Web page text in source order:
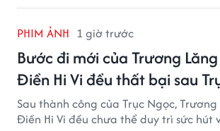
PHIM ẢNH 1 giờ trước
Bước đi mới của Trương
Điền Hi Vi đều thất bại sau
Sau thành công của Trục Ngọc,
Điền Hi Vi đều chưa thể duy trì sức hút